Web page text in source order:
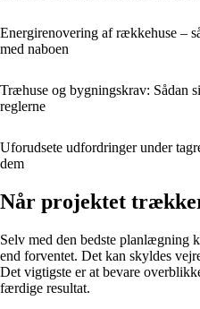
Energirenovering af rækkehuse –
med naboen
Træhuse og bygningskrav: Sådan
reglerne
Uforudsete udfordringer under
dem
Når projektet
Selv med den bedste planlægning
end forventet. Det kan skyldes
Det vigtigste er at bevare
færdige resultat.